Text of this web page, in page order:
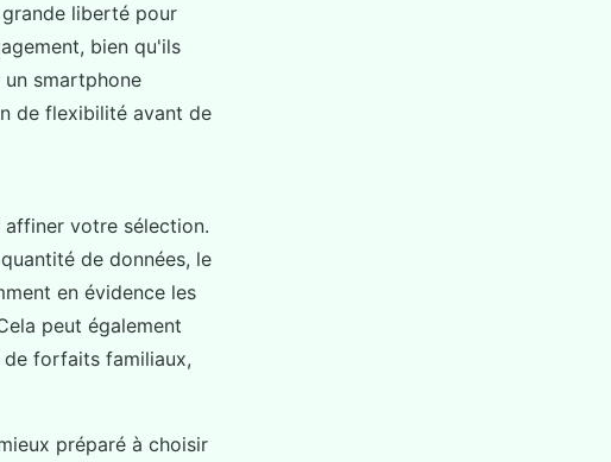
liberté pour
bien qu'ils
smartphone
de flexibilité avant de
votre sélection.
de données, le
en évidence les
peut également
forfaits familiaux,
préparé à choisir